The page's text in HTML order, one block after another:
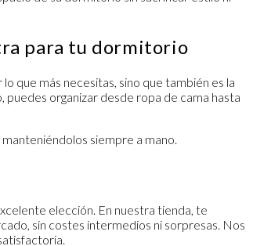
para tu dormitorio
que más necesitas, sino que también es la
organizar desde ropa de cama hasta
siempre a mano.
elección. En nuestra tienda, te
sin costes intermedios ni sorpresas. Nos